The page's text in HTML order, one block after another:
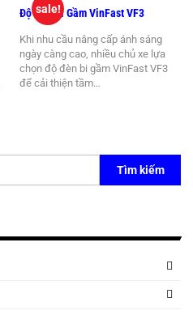
Độ Đèn Bi Gầm VinFast VF3
Khi nhu cầu nâng cấp ánh sáng
ngày càng cao, nhiều chủ xe lựa
chọn độ đèn bi gầm VinFast VF3
để cải thiện tầm…
sale!
Tìm kiếm